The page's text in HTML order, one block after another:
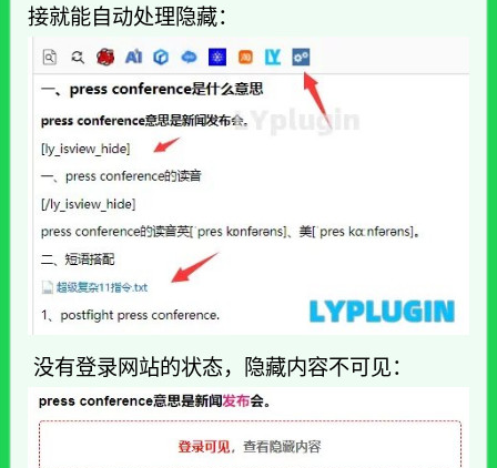
接就能自动处理隐藏：
没有登录网站的状态，隐藏内容不可见：